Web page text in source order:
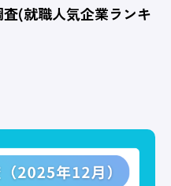
(就職人気企業ランキ